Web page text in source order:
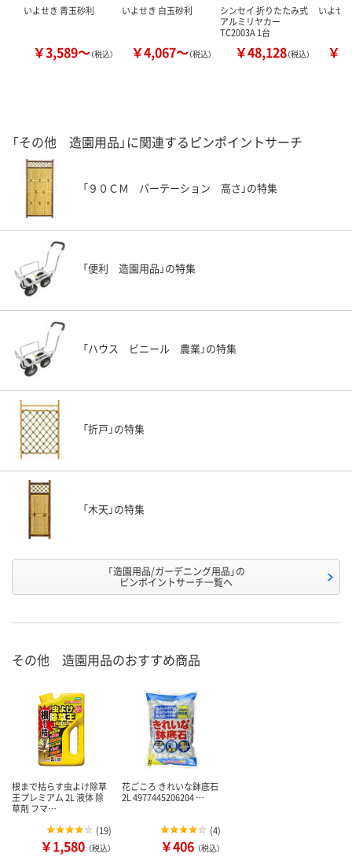
いよせき 青玉砂利
￥3,589～（税込）
いよせき 白玉砂利
￥4,067～（税込）
シンセイ 折りたたみ式
アルミリヤカー
TC2003A 1台
￥48,128（税込）
いよせ
￥
「その他 造園用品」に関連するピンポイントサーチ
「９０ＣＭ パーテーション 高さ」の特集
「便利 造園用品」の特集
「ハウス ビニール 農業」の特集
「折戸」の特集
「木天」の特集
「造園用品/ガーデニング用品」の
ピンポイントサーチ一覧へ
その他 造園用品のおすすめ商品
根まで枯らす虫よけ除草
王プレミアム 2L 液体 除
草剤 フマ…
(19)
￥1,580 （税込）
花ごころ きれいな鉢底石
2L 4977445206204 …
(4)
￥406 （税込）